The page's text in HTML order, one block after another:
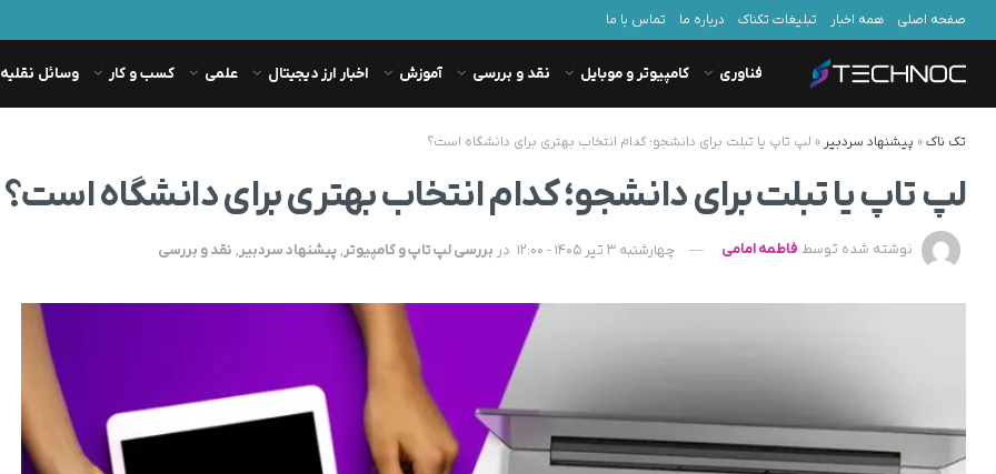
صفحه اصلی همه اخبار تبلیغات تکناک درباره ما تماس با ما
فناوری کامپیوتر و موبایل نقد و بررسی آموزش اخبار ارز دیجیتال علمی کسب و کار وسائل نقلیه
تک ناک» پیشنهاد سردبیر » لپ تاپ یا تبلت برای دانشجو؛ کدام انتخاب بهتری برای دانشگاه است؟
لپ تاپ یا تبلت برای دانشجو؛ کدام انتخاب بهتری برای دانشگاه است؟
نوشته شده توسط فاطمه امامی چهارشنبه 3 تیر 1405 - 12:00 در بررسی لپ تاپ و کامپیوتر,پیشنهاد سردبیر, نقد و بررسی